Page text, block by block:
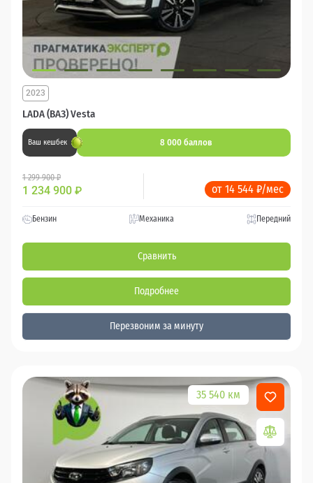
LADA (ВАЗ) Vesta
2023
Ваш кешбек 8 000 баллов
1 299 900 ₽
1 234 900 ₽ от 14 544 ₽/мес
Бензин Механика Передний
Сравнить
Подробнее
Перезвоним за минуту
35 540 км